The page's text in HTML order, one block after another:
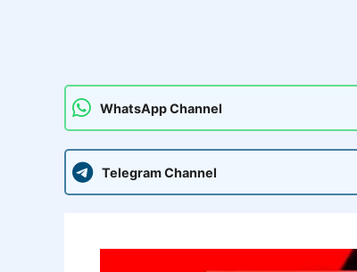
WhatsApp Channel
Telegram Channel